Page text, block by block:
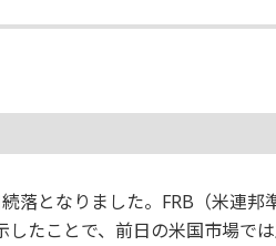
落となりました。FRB（米連
したことで、前日の米国市場で